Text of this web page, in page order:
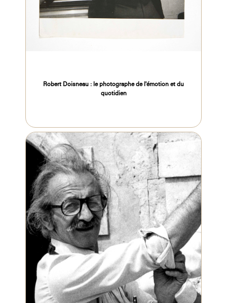
Robert Doisneau : le photographe de l'émotion et du
quotidien